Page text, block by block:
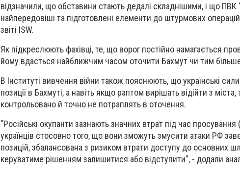
відзначили, що обставини стають дедалі складнішими, і що ПВК
найпередовіші та підготовлені елементи до штурмових
звіті ISW.
Як підкреслюють фахівці, те, що ворог постійно намагається
йому вдасться найближчим часом оточити Бахмут чи тим
В Інституті вивчення війни також пояснюють, що українські
позиції в Бахмуті, а навіть якщо раптом вирішать відійти з
контрольовано й точно не потраплять в оточення.
"Російські окупанти зазнають значних втрат під час
українців стосовно того, що вони зможуть змусити атаки РФ
позицій, збалансована з ризиком втрати доступу до основних
керуватиме рішенням залишитися або відступити", - додали